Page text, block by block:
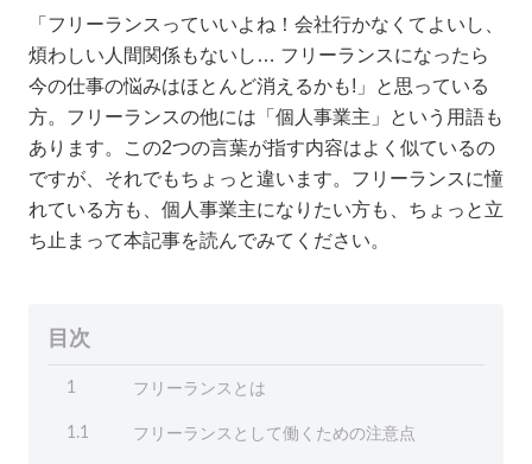
「フリーランスっていいよね！会社行かなくてよいし、
煩わしい人間関係もないし… フリーランスになったら
今の仕事の悩みはほとんど消えるかも!」と思っている
方。フリーランスの他には「個人事業主」という用語も
あります。この2つの言葉が指す内容はよく似ているの
ですが、それでもちょっと違います。フリーランスに憧
れている方も、個人事業主になりたい方も、ちょっと立
ち止まって本記事を読んでみてください。
目次
1 フリーランスとは
1.1 フリーランスとして働くための注意点